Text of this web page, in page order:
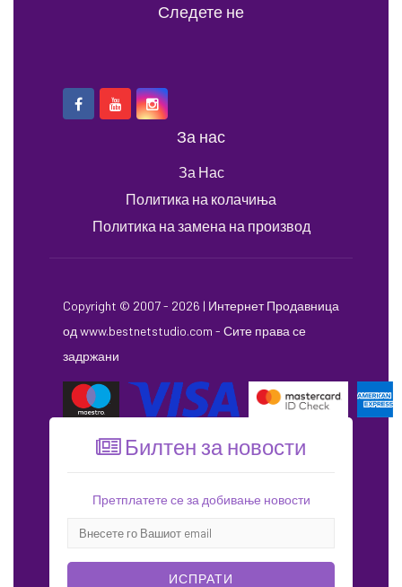
Следете не
За нас
За Нас
Политика на колачиња
Политика на замена на производ
Copyright © 2007 - 2026 | Интернет Продавница
од www.bestnetstudio.com - Сите права се
задржани
Билтен за новости
Претплатете се за добивање новости
ИСПРАТИ